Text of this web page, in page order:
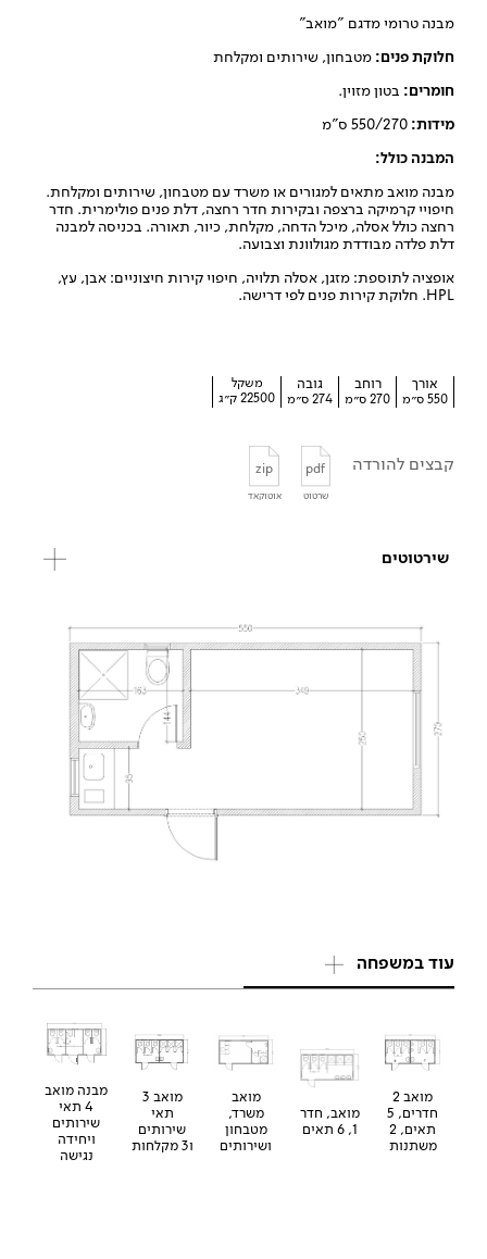
מבנה טרומי מדגם "מואב"
חלוקת פנים: מטבחון, שירותים ומקלחת
חומרים: בטון מזוין.
מידות: 550/270 ס"מ
המבנה כולל:
מבנה מואב מתאים למגורים או משרד עם מטבחון, שירותים ומקלחת.
חיפויי קרמיקה ברצפה ובקירות חדר רחצה, דלת פנים פולימרית. חדר
רחצה כולל אסלה, מיכל הדחה, מקלחת, כיור, תאורה. בכניסה למבנה
דלת פלדה מבודדת מגולוונת וצבועה.
אופציה לתוספת: מזגן, אסלה תלויה, חיפוי קירות חיצוניים: אבן, עץ,
HPL. חלוקת קירות פנים לפי דרישה.
אורך
550 ס״מ
רוחב
270 ס״מ
גובה
274 ס״מ
משקל
22500 ק״ג
קבצים להורדה pdf
שרטוט
zip
אוטוקאד
שירטוטים
עוד במשפחה
מואב 2
חדרים, 5
תאים, 2
משתנות
מואב, חדר
1, 6 תאים
מואב
משרד,
מטבחון
ושירותים
מואב 3
תאי
שירותים
ו3 מקלחות
מבנה מואב
4 תאי
שירותים
ויחידה
נגישה